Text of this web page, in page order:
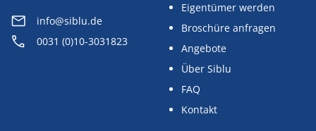
info@siblu.de
0031 (0)10-3031823
Eigentümer werden
Broschüre anfragen
Angebote
Über Siblu
FAQ
Kontakt